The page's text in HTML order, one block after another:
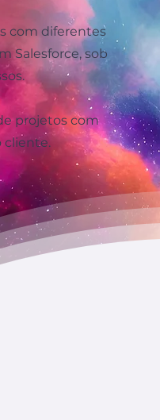
com diferentes
Salesforce, sob
projetos com
cliente.